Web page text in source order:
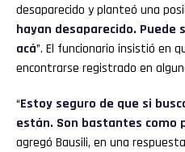
desaparecido y planteó una
hayan desaparecido. Puede
acá”. El funcionario insistió en
encontrarse registrado en
“Estoy seguro de que si
están. Son bastantes como
agregó Bausili, en una